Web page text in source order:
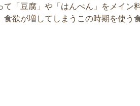
て「豆腐」や「はんぺん」をメイン
食欲が増してしまうこの時期を使う